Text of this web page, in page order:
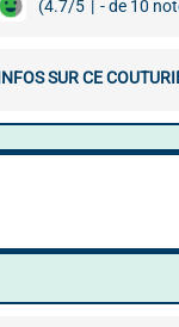
(4.7/5 | - de 10
SUR CE